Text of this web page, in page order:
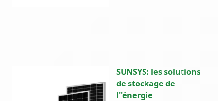
SUNSYS: les solutions
de stockage de
l''énergie